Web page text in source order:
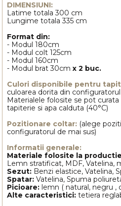
DIMENSIUNI:
Latime totala 300 cm
Lungime totala 335 cm
Format din:
- Modul 180cm
- Modul colt 125cm
- Modul 160cm
- Modul brat 30cm x 2 buc.
Culori disponibile pentru
culoarea dorita din
Materialele folosite se pot
tapiterie si apa calduta (40°C)
Pozitionare coltar: (alege
configuratorul de mai sus)
Informatii generale:
Materiale folosite la
Lemn stratificat, MDF, Vatelina,
Sezut: Benzi elastice, Vatelina,
Spatar: Vatelina, Spuma
Picioare: lemn ( natural, negru ,
Alte caracteristici:tetiera